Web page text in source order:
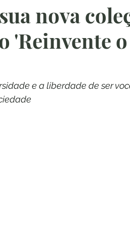
nova
'Reinvente o
e a liberdade de ser